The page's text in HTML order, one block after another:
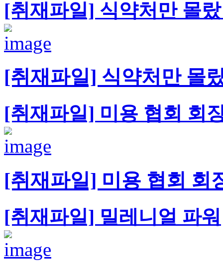
[취재파일] 식약처만 몰
[취재파일] 식약처만 몰
[취재파일] 미용 협회 회
[취재파일] 미용 협회 회
[취재파일] 밀레니얼 파워